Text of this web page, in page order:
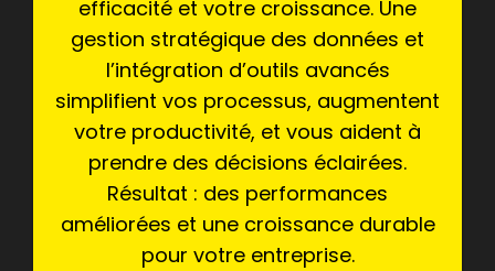
efficacité et votre croissance. Une
gestion stratégique des données et
l’intégration d’outils avancés
simplifient vos processus, augmentent
votre productivité, et vous aident à
prendre des décisions éclairées.
Résultat : des performances
améliorées et une croissance durable
pour votre entreprise.